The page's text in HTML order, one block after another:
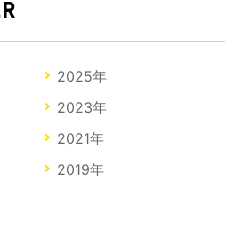
2025年
2023年
2021年
2019年